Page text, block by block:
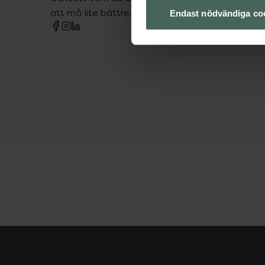
Endast nödvändiga
att må lite bättre. Välkommen att prata med